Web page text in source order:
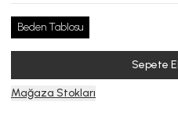
Beden Tablosu
Sepete
Mağaza Stokları